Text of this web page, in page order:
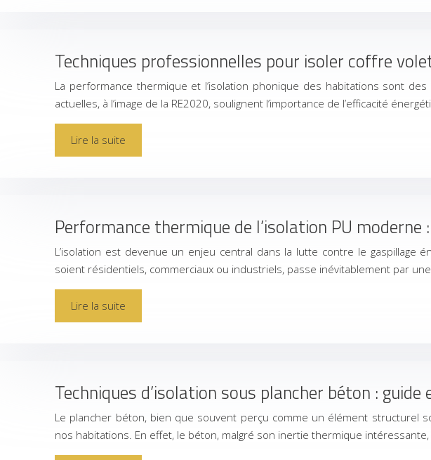
Techniques professionnelles pour isoler coffre
La performance thermique et l’isolation phonique des habitations sont
actuelles, à l’image de la RE2020, soulignent l’importance de l’efficacité
Lire la suite
Performance thermique de l’isolation PU moderne
L’isolation est devenue un enjeu central dans la lutte contre le gaspillage
soient résidentiels, commerciaux ou industriels, passe inévitablement par
Lire la suite
Techniques d’isolation sous plancher béton : guide
Le plancher béton, bien que souvent perçu comme un élément structurel
nos habitations. En effet, le béton, malgré son inertie thermique